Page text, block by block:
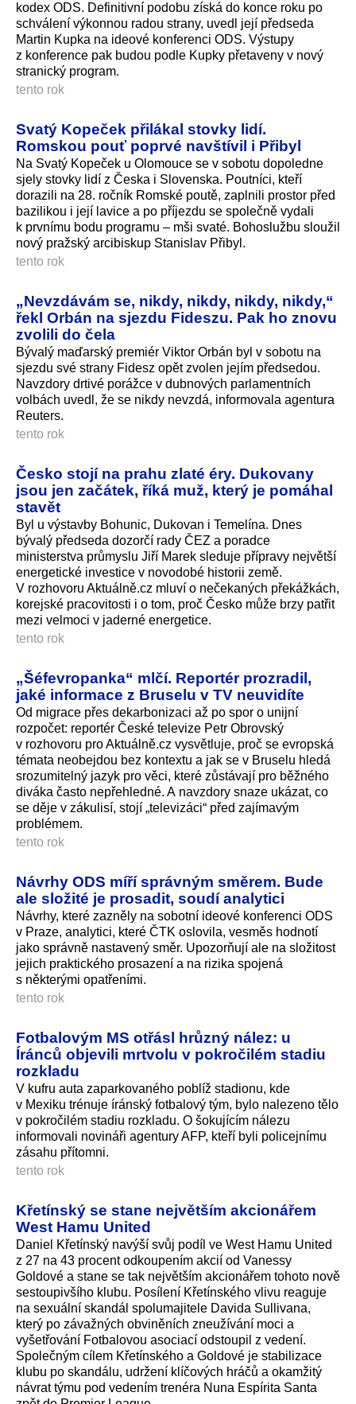
kodex ODS. Definitivní podobu získá do konce roku po
schválení výkonnou radou strany, uvedl její předseda
Martin Kupka na ideové konferenci ODS. Výstupy
z konference pak budou podle Kupky přetaveny v nový
stranický program.
tento rok
Svatý Kopeček přilákal stovky lidí.
Romskou pouť poprvé navštívil i Přibyl
Na Svatý Kopeček u Olomouce se v sobotu dopoledne
sjely stovky lidí z Česka i Slovenska. Poutníci, kteří
dorazili na 28. ročník Romské poutě, zaplnili prostor před
bazilikou i její lavice a po příjezdu se společně vydali
k prvnímu bodu programu – mši svaté. Bohoslužbu sloužil
nový pražský arcibiskup Stanislav Přibyl.
tento rok
„Nevzdávám se, nikdy, nikdy, nikdy, nikdy,“
řekl Orbán na sjezdu Fideszu. Pak ho znovu
zvolili do čela
Bývalý maďarský premiér Viktor Orbán byl v sobotu na
sjezdu své strany Fidesz opět zvolen jejím předsedou.
Navzdory drtivé porážce v dubnových parlamentních
volbách uvedl, že se nikdy nevzdá, informovala agentura
Reuters.
tento rok
Česko stojí na prahu zlaté éry. Dukovany
jsou jen začátek, říká muž, který je pomáhal
stavět
Byl u výstavby Bohunic, Dukovan i Temelína. Dnes
bývalý předseda dozorčí rady ČEZ a poradce
ministerstva průmyslu Jiří Marek sleduje přípravy největší
energetické investice v novodobé historii země.
V rozhovoru Aktuálně.cz mluví o nečekaných překážkách,
korejské pracovitosti i o tom, proč Česko může brzy patřit
mezi velmoci v jaderné energetice.
tento rok
„Šéfevropanka“ mlčí. Reportér prozradil,
jaké informace z Bruselu v TV neuvidíte
Od migrace přes dekarbonizaci až po spor o unijní
rozpočet: reportér České televize Petr Obrovský
v rozhovoru pro Aktuálně.cz vysvětluje, proč se evropská
témata neobejdou bez kontextu a jak se v Bruselu hledá
srozumitelný jazyk pro věci, které zůstávají pro běžného
diváka často nepřehledné. A navzdory snaze ukázat, co
se děje v zákulisí, stojí „televizáci“ před zajímavým
problémem.
tento rok
Návrhy ODS míří správným směrem. Bude
ale složité je prosadit, soudí analytici
Návrhy, které zazněly na sobotní ideové konferenci ODS
v Praze, analytici, které ČTK oslovila, vesměs hodnotí
jako správně nastavený směr. Upozorňují ale na složitost
jejich praktického prosazení a na rizika spojená
s některými opatřeními.
tento rok
Fotbalovým MS otřásl hrůzný nález: u
Íránců objevili mrtvolu v pokročilém stadiu
rozkladu
V kufru auta zaparkovaného poblíž stadionu, kde
v Mexiku trénuje íránský fotbalový tým, bylo nalezeno tělo
v pokročilém stadiu rozkladu. O šokujícím nálezu
informovali novináři agentury AFP, kteří byli policejnímu
zásahu přítomni.
tento rok
Křetínský se stane největším akcionářem
West Hamu United
Daniel Křetínský navýší svůj podíl ve West Hamu United
z 27 na 43 procent odkoupením akcií od Vanessy
Goldové a stane se tak největším akcionářem tohoto nově
sestoupivšího klu­bu. Posílení Křetínského vlivu reaguje
na sexuální skandál spolumajitele Davida Sullivana,
který po závažných obviněních zneužívání moci a
vyšetřování Fotbalovou asociací odstoupil z vedení.
Společným cílem Křetínského a Goldové je stabilizace
klubu po skandálu, udržení klíčových hráčů a okamžitý
návrat týmu pod vedením trenéra Nuna Espírita Santa